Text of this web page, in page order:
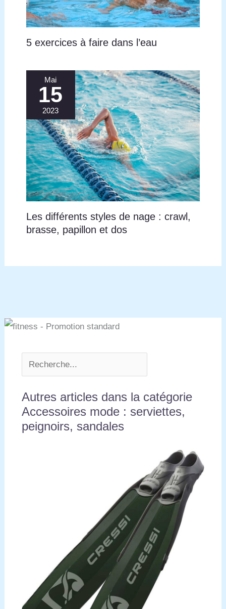
différentes morphologies. Veuillez consulter le
tableau des tailles avant d'acheter. Les mesures
manuelles peuvent comporter une erreur de 1 à 3
centimètres.
5 exercices à faire dans l’eau
Mai
15
2023
Les différents styles de nage : crawl,
brasse, papillon et dos
Autres articles dans la catégorie
Accessoires mode : serviettes,
peignoirs, sandales